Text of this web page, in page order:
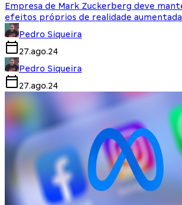
Empresa de Mark Zuckerberg deve
efeitos próprios de realidade aumentada
Pedro Siqueira
27.ago.24
Pedro Siqueira
27.ago.24